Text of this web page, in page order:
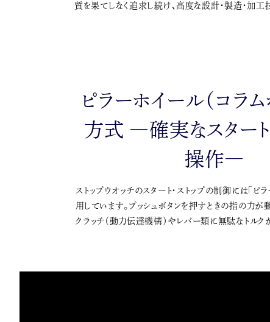
質を果てしなく追求し続け、高度な設計・製造・加
ピラーホイール（コラム
方式 ―確実なスタート
操作―
ストップウオッチのスタート・ストップの制御には「ピ
用しています。プッシュボタンを押すときの指の力が
クラッチ（動力伝達機構）やレバー類に無駄なトルク